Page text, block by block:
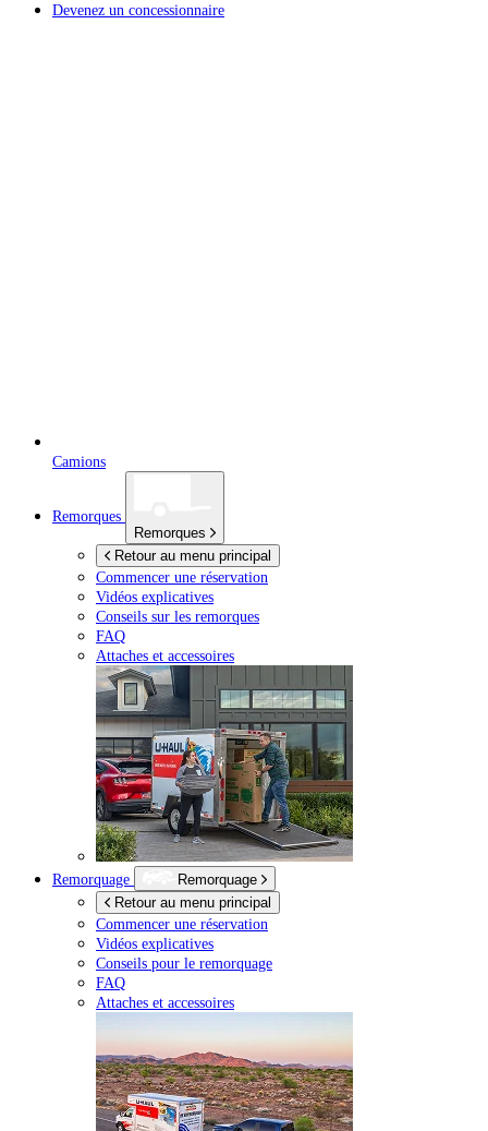
Devenez un concessionnaire
Camions
Remorques
Remorques
Retour au menu principal
Commencer une réservation
Vidéos explicatives
Conseils sur les remorques
FAQ
Attaches et accessoires
Remorquage
Remorquage
Retour au menu principal
Commencer une réservation
Vidéos explicatives
Conseils pour le remorquage
FAQ
Attaches et accessoires